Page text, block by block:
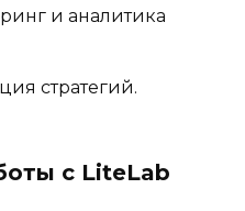
и аналитика
стратегий.
с LiteLab